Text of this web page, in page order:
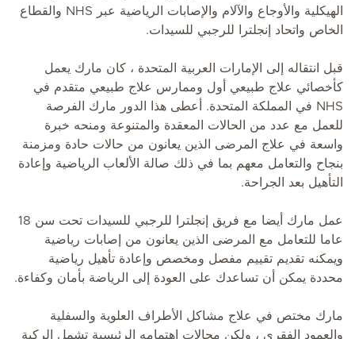
الهيكلية والأوجاع والآلام والإصابات الرياضية عبر NHS والقطاع
الخاص واتحاد إنجلترا للرجبي للسيدات.
قبل انتقاله إلى الإمارات العربية المتحدة ، كان مارك يعمل
كأخصائي علاج طبيعي أول وممارس علاج طبيعي متقدم في
NHS في المملكة المتحدة. أعطى هذا الدور مارك الفرصة
للعمل مع عدد من الحالات المعقدة والمتنوعة ومنحه خبرة
واسعة في علاج المرضى الذين يعانون من حالات حادة ومزمنة
بنجاح والتعامل معهم بما في ذلك صالة الألعاب الرياضية وإعادة
التأهيل بعد الجراحة.
عمل مارك أيضا مع فريق إنجلترا للرجبي للسيدات تحت سن 18
عاما للتعامل مع المرضى الذين يعانون من إصابات رياضية
ويمكنه تقديم تقييم مفصل ومخصص وإعادة تأهيل رياضية
محددة يمكن أن تساعدك على العودة إلى الرياضة بأمان وكفاءة.
مارك مختص في علاج مشاكل الأطراف العلوية والسفلية
والعمود الفقري ، ولكن مجالات اهتمامه الرئيسية تشمل الركبة